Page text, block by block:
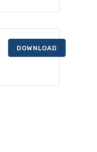
DOWNLOAD